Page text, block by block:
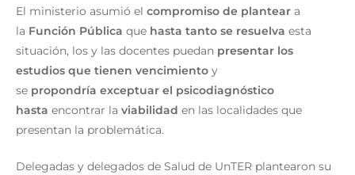
El ministerio asumió el compromiso de plantear a
la Función Pública que hasta tanto se resuelva esta
situación, los y las docentes puedan presentar los
estudios que tienen vencimiento y
se propondría exceptuar el psicodiagnóstico
hasta encontrar la viabilidad en las localidades que
presentan la problemática.
Delegadas y delegados de Salud de UnTER plantearon su